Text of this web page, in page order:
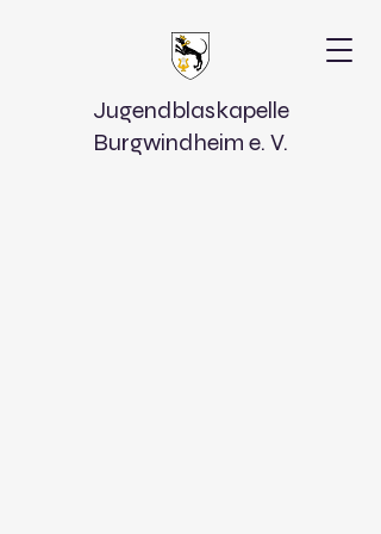
Jugendblaskapelle
Burgwindheim e. V.